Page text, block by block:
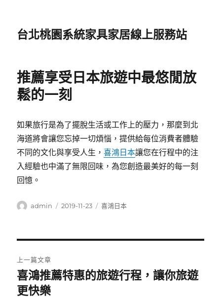
台北桃園系統家具家居線上服務站
推薦享受日本旅遊中最悠閒放
鬆的一刻
如果旅行是為了擺脫生活或工作上的壓力，那麼到北
海道將會讓您忘掉一切煩惱，提供給每位消費者體驗
不同的文化與享受人生，喜鴻日本讓您在行程中的注
入經驗也中滿了無限回味，為您創造最美好的每一刻
回憶。
作
admin
發
2019-11-23
分
喜鴻日本
章
導
上一篇文章
上
一
喜鴻推薦特惠的旅遊行程，讓你旅遊
更快樂